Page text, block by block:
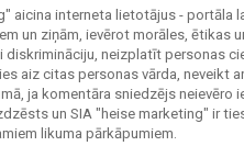
aicina interneta lietotājus - portāla
un ziņām, ievērot morāles, ētikas
diskrimināciju, neizplatīt personas
aiz citas personas vārda, neveikt
ja komentāra sniedzējs neievēro
un SIA "heise marketing" ir
likuma pārkāpumiem.